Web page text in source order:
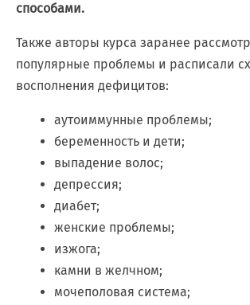
способами.
Также авторы курса заранее
популярные проблемы и расписали
восполнения дефицитов:
аутоиммунные проблемы;
беременность и дети;
выпадение волос;
депрессия;
диабет;
женские проблемы;
изжога;
камни в желчном;
мочеполовая система;